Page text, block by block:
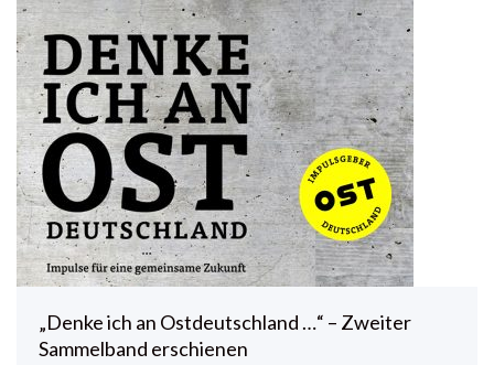
„Denke ich an Ostdeutschland …“ – Zweiter
Sammelband erschienen